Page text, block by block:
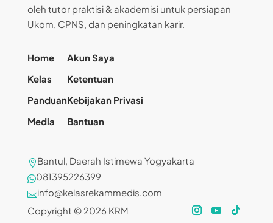
oleh tutor praktisi & akademisi untuk persiapan
Ukom, CPNS, dan peningkatan karir.
Home
Kelas
Panduan
Media
Akun Saya
Ketentuan
Kebijakan Privasi
Bantuan
Bantul, Daerah Istimewa Yogyakarta
081395226399
info@kelasrekammedis.com
Copyright © 2026 KRM